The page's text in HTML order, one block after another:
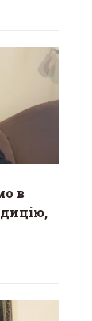
в